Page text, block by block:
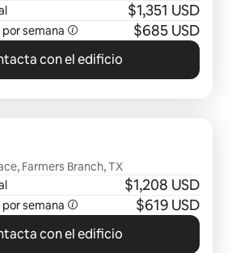
$1,351 USD
semana $685 USD
con el edificio
Farmers Branch, TX
$1,208 USD
semana $619 USD
con el edificio